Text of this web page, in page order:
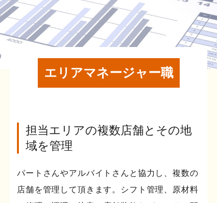
エリアマネージャー職
担当エリアの複数店舗とその地
域を管理
パートさんやアルバイトさんと協力し、複数の
店舗を管理して頂きます。シフト管理、原材料